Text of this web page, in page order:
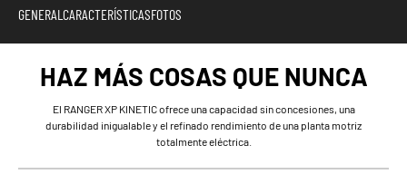
GENERALCARACTERÍSTICASFOTOS
HAZ MÁS COSAS QUE NUNCA
El RANGER XP KINETIC ofrece una capacidad sin concesiones, una
durabilidad inigualable y el refinado rendimiento de una planta motriz
totalmente eléctrica.